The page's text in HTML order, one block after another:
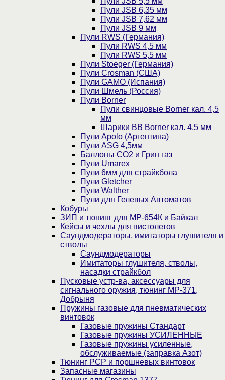
Пули JSB 6,35 мм
Пули JSB 7,62 мм
Пули JSB 9 мм
Пули RWS (Германия)
Пули RWS 4,5 мм
Пули RWS 5,5 мм
Пули Stoeger (Германия)
Пули Crosman (США)
Пули GAMO (Испания)
Пули Шмель (Россия)
Пули Borner
Пули свинцовые Borner кал. 4,5
мм
Шарики BB Borner кал. 4,5 мм
Пули Apolo (Аргентина)
Пули ASG 4,5мм
Баллоны CO2 и Грин газ
Пули Umarex
Пули 6мм для страйкбола
Пули Gletcher
Пули Walther
Пули для Гелевых Автоматов
Кобуры
ЗИП и тюнинг для МР-654К и Байкал
Кейсы и чехлы для пистолетов
Саундмодераторы, имитаторы глушителя и
стволы
Саундмодераторы
Имитаторы глушителя, стволы,
насадки страйкбол
Пусковые устр-ва, аксессуары для
сигнального оружия, тюнинг МР-371,
Добрыня
Пружины газовые для пневматических
винтовок
Газовые пружины Стандарт
Газовые пружины УСИЛЕННЫЕ
Газовые пружины усиленные,
обслуживаемые (заправка Азот)
Тюнинг PCP и поршневых винтовок
Запасные магазины